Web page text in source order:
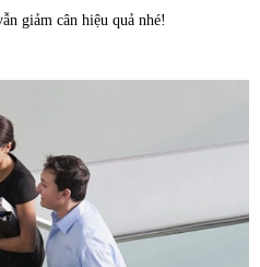
giảm cân hiệu quả nhé!